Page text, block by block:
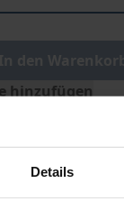
Details
In den Warenkorb
hinzufügen